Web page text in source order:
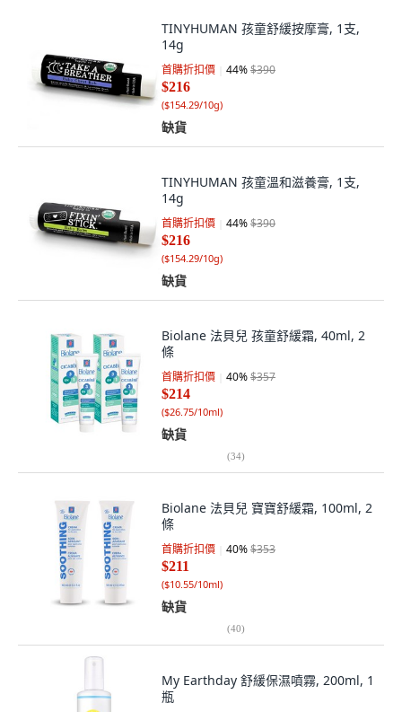
TINYHUMAN 孩童舒緩按摩膏, 1支,
14g
首購折扣價 44%$390
$216
($154.29/10g)
缺貨
TINYHUMAN 孩童溫和滋養膏, 1支,
14g
首購折扣價 44%$390
$216
($154.29/10g)
缺貨
Biolane 法貝兒 孩童舒緩霜, 40ml, 2
條
首購折扣價 40%$357
$214
($26.75/10ml)
缺貨
(34)
Biolane 法貝兒 寶寶舒緩霜, 100ml, 2
條
首購折扣價 40%$353
$211
($10.55/10ml)
缺貨
(40)
My Earthday 舒緩保濕噴霧, 200ml, 1
瓶